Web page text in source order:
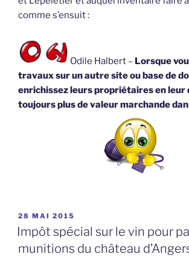
comme s’ensuit :
Odile Halbert – Lorsque
travaux sur un autre site ou base de
enrichissez leurs propriétaires en leur
toujours plus de valeur marchande
PUBLIÉ
LE
28 MAI 2015
Impôt spécial sur le vin pour
munitions du château